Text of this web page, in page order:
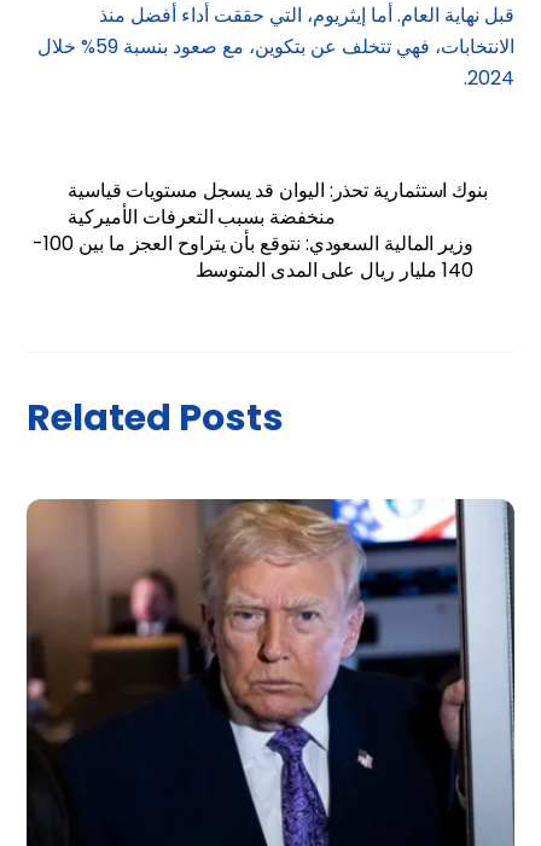
قبل نهاية العام. أما إيثريوم، التي حققت أداء أفضل منذ
الانتخابات، فهي تتخلف عن بتكوين، مع صعود بنسبة 59% خلال
2024.
بنوك استثمارية تحذر: اليوان قد يسجل مستويات قياسية
منخفضة بسبب التعرفات الأميركية
وزير المالية السعودي: نتوقع بأن يتراوح العجز ما بين 100-
140 مليار ريال على المدى المتوسط
Related Posts